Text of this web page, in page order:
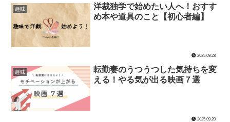
趣味
洋裁独学で始めたい人へ！おすす
め本や道具のこと【初心者編】
2025.09.28
趣味
転勤妻のうつうつした気持ちを変
える！やる気が出る映画７選
2025.09.20